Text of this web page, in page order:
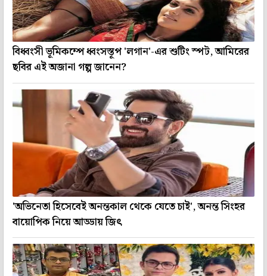
বিধ্বংসী ভূমিকম্পে ধ্বংসস্তূপ 'লগান'-এর শুটিং স্পট, আমিরের
ছবির এই অজানা গল্প জানেন?
'অভিনেতা হিসেবেই অনন্তকাল থেকে যেতে চাই', অনন্ত সিংহর
বায়োপিক নিয়ে আড্ডায় জিৎ